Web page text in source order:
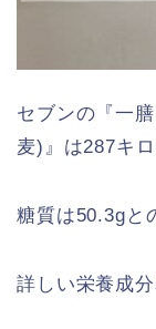
セブンの『一
麦)』は287キ
糖質は50.3gと
詳しい栄養成